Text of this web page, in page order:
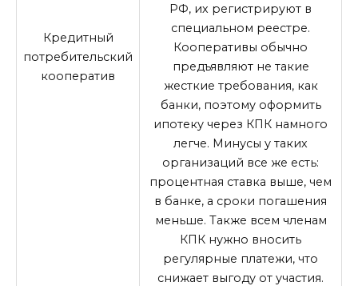
Кредитный
потребительский
кооператив
РФ, их регистрируют в
специальном реестре.
Кооперативы обычно
предъявляют не такие
жесткие требования, как
банки, поэтому оформить
ипотеку через КПК намного
легче. Минусы у таких
организаций все же есть:
процентная ставка выше, чем
в банке, а сроки погашения
меньше. Также всем членам
КПК нужно вносить
регулярные платежи, что
снижает выгоду от участия.